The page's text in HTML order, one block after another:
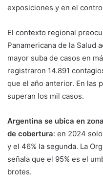
exposiciones y en el
El contexto regional
Panamericana de la Salud
mayor suba de casos en
registraron 14.891
que el año anterior. En las
superan los mil casos.
Argentina se ubica en
de cobertura: en 2024
y el 46% la segunda. La
señala que el 95% es el
brotes.